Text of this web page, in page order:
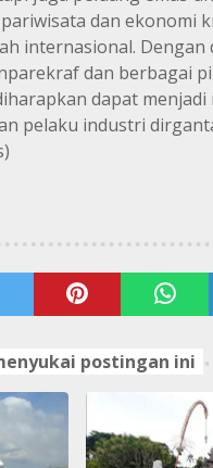
dan ekonomi
internasional. Dengan
dan berbagai
dapat menjadi
pelaku industri
postingan ini